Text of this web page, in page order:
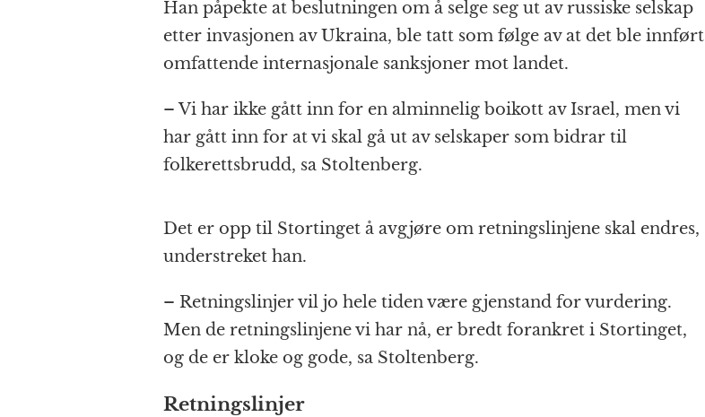
Han påpekte at beslutningen om å selge seg ut av russiske selskap
etter invasjonen av Ukraina, ble tatt som følge av at det ble innført
omfattende internasjonale sanksjoner mot landet.
– Vi har ikke gått inn for en alminnelig boikott av Israel, men vi
har gått inn for at vi skal gå ut av selskaper som bidrar til
folkerettsbrudd, sa Stoltenberg.
Det er opp til Stortinget å avgjøre om retningslinjene skal endres,
understreket han.
– Retningslinjer vil jo hele tiden være gjenstand for vurdering.
Men de retningslinjene vi har nå, er bredt forankret i Stortinget,
og de er kloke og gode, sa Stoltenberg.
Retningslinjer